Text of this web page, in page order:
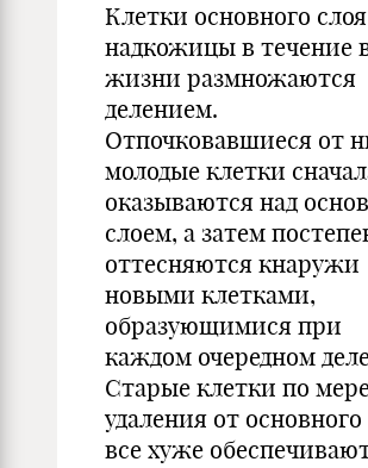
Клетки основного слоя
надкожицы в течение
жизни размножаются
делением.
Отпочковавшиеся от
молодые клетки
оказываются над
слоем, а затем
оттесняются кнаружи
новыми клетками,
образующимися при
каждом очередном
Старые клетки по
удаления от основного
все хуже